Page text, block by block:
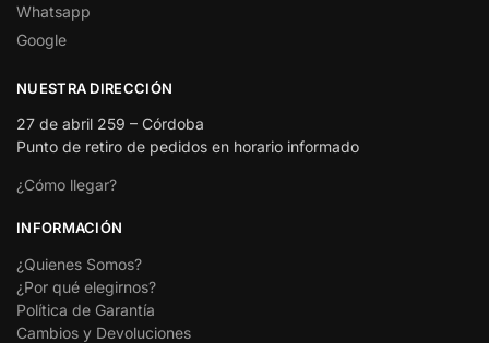
Whatsapp
Google
NUESTRA DIRECCIÓN
27 de abril 259 – Córdoba
Punto de retiro de pedidos en horario informado
¿Cómo llegar?
INFORMACIÓN
¿Quienes Somos?
¿Por qué elegirnos?
Política de Garantía
Cambios y Devoluciones